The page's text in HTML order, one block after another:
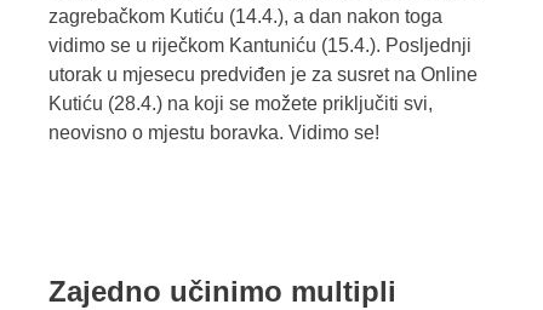
zagrebačkom Kutiću (14.4.), a dan nakon toga
vidimo se u riječkom Kantuniću (15.4.). Posljednji
utorak u mjesecu predviđen je za susret na Online
Kutiću (28.4.) na koji se možete priključiti svi,
neovisno o mjestu boravka. Vidimo se!
Zajedno učinimo multipli